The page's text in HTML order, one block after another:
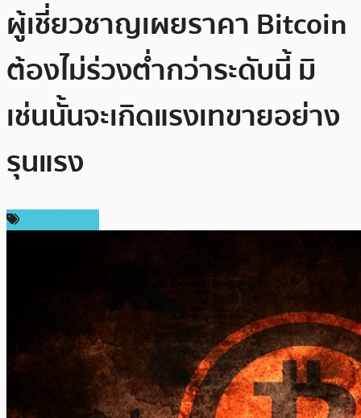
ผู้เชี่ยวชาญเผยราคา Bitcoin
ต้องไม่ร่วงต่ำกว่าระดับนี้ มิ
เช่นนั้นจะเกิดแรงเทขายอย่าง
รุนแรง